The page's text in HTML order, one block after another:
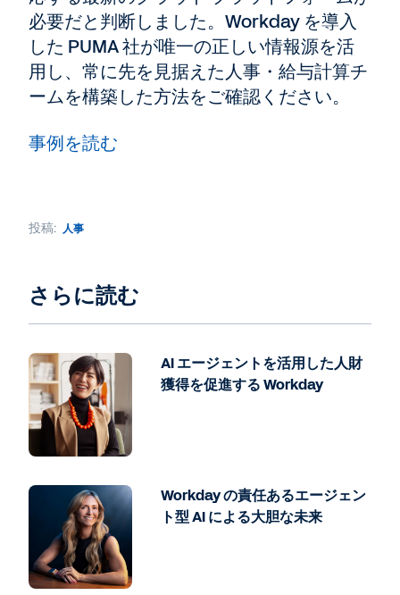
必要だと判断しました。Workday を導入
した PUMA 社が唯一の正しい情報源を活
用し、常に先を見据えた人事・給与計算チ
ームを構築した方法をご確認ください。
事例を読む
投稿: 人事
さらに読む
AI エージェントを活用した人財
獲得を促進する Workday
Workday の責任あるエージェン
ト型 AI による大胆な未来